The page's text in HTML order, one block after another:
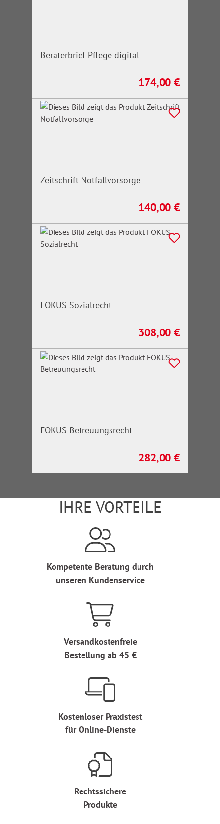
Beraterbrief Pflege digital
Regulärer Preis:
174,00 €
Zeitschrift Notfallvorsorge
Regulärer Preis:
140,00 €
FOKUS Sozialrecht
Regulärer Preis:
308,00 €
FOKUS Betreuungsrecht
Regulärer Preis:
282,00 €
IHRE VORTEILE
Kompetente Beratung durch
unseren Kundenservice
Versandkostenfreie
Bestellung ab 45 €
Kostenloser Praxistest
für Online-Dienste
Rechtssichere
Produkte